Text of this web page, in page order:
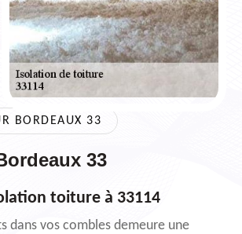
BORDEAUX 33
33
toiture à 33114
dans vos combles demeure une